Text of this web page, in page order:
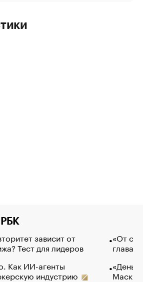
РБК
зависит от
Тест для лидеров
Как ИИ-агенты
индустрию
«От
глава
Маск в